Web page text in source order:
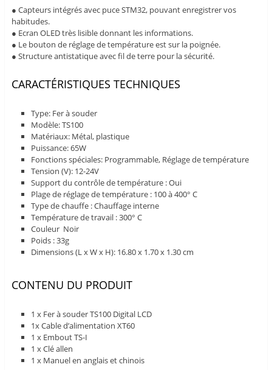
● Capteurs intégrés avec puce STM32, pouvant enregistrer vos
habitudes.
● Ecran OLED très lisible donnant les informations.
● Le bouton de réglage de température est sur la poignée.
● Structure antistatique avec fil de terre pour la sécurité.
CARACTÉRISTIQUES TECHNIQUES
Type: Fer à souder
Modèle: TS100
Matériaux: Métal, plastique
Puissance: 65W
Fonctions spéciales: Programmable, Réglage de température
Tension (V): 12-24V
Support du contrôle de température : Oui
Plage de réglage de température : 100 à 400° C
Type de chauffe : Chauffage interne
Température de travail : 300° C
Couleur Noir
Poids : 33g
Dimensions (L x W x H): 16.80 x 1.70 x 1.30 cm
CONTENU DU PRODUIT
1 x Fer à souder TS100 Digital LCD
1x Cable d’alimentation XT60
1 x Embout TS-I
1 x Clé allen
1 x Manuel en anglais et chinois